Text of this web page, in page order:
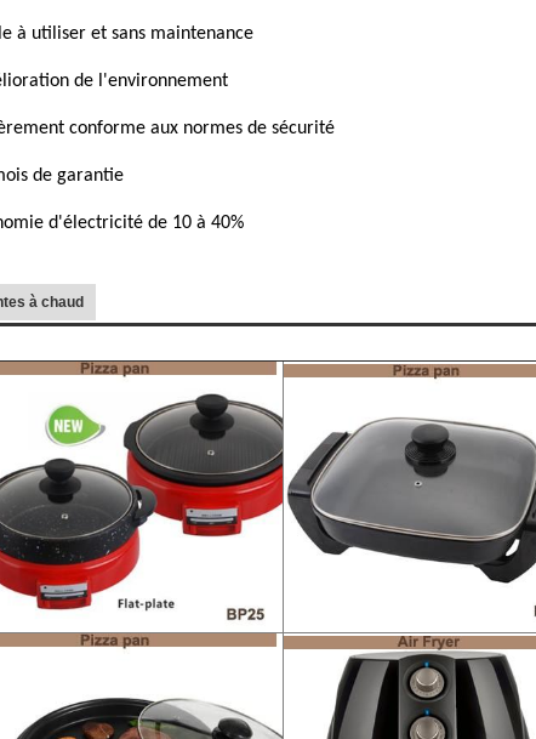
à utiliser et sans maintenance
de l'environnement
conforme aux normes de sécurité
de garantie
d'électricité de 10 à 40%
à chaud